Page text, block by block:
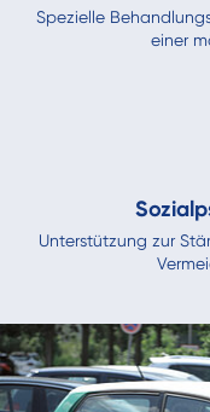
Spezielle
einer
Unterstützung zur